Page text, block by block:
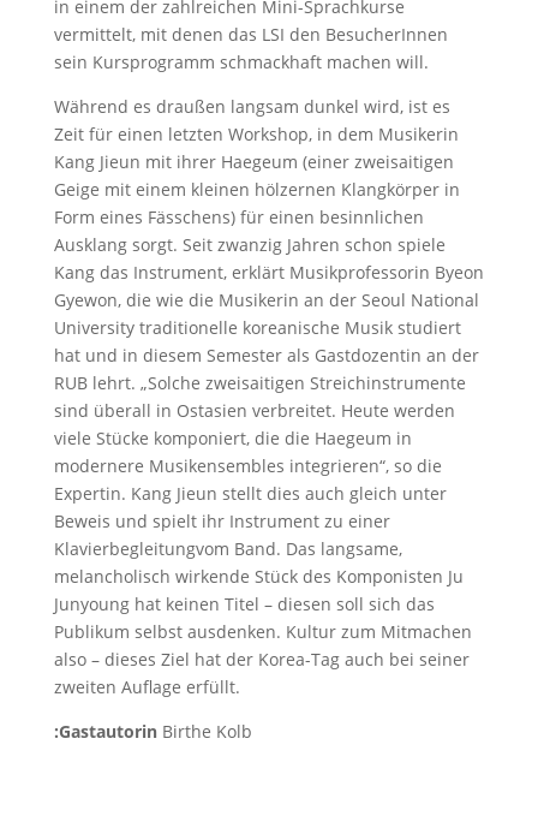
in einem der zahlreichen Mini-Sprachkurse
vermittelt, mit denen das LSI den BesucherInnen
sein Kursprogramm schmackhaft machen will.
Während es draußen langsam dunkel wird, ist es
Zeit für einen letzten Workshop, in dem Musikerin
Kang Jieun mit ihrer Haegeum (einer zweisaitigen
Geige mit einem kleinen hölzernen Klangkörper in
Form eines Fässchens) für einen besinnlichen
Ausklang sorgt. Seit zwanzig Jahren schon spiele
Kang das Instrument, erklärt Musikprofessorin Byeon
Gyewon, die wie die Musikerin an der Seoul National
University traditionelle koreanische Musik studiert
hat und in diesem Semester als Gastdozentin an der
RUB lehrt. „Solche zweisaitigen Streichinstrumente
sind überall in Ostasien verbreitet. Heute werden
viele Stücke komponiert, die die Haegeum in
modernere Musikensembles integrieren“, so die
Expertin. Kang Jieun stellt dies auch gleich unter
Beweis und spielt ihr Instrument zu einer
Klavierbegleitungvom Band. Das langsame,
melancholisch wirkende Stück des Komponisten Ju
Junyoung hat keinen Titel – diesen soll sich das
Publikum selbst ausdenken. Kultur zum Mitmachen
also – dieses Ziel hat der Korea-Tag auch bei seiner
zweiten Auflage erfüllt.
:Gastautorin Birthe Kolb